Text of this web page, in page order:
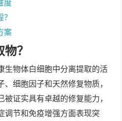
度
案
？
生物体白细胞中分离提取的活
细胞因子和天然修复物质，
证实具有卓越的修复能力，
调节和免疫增强方面表现突